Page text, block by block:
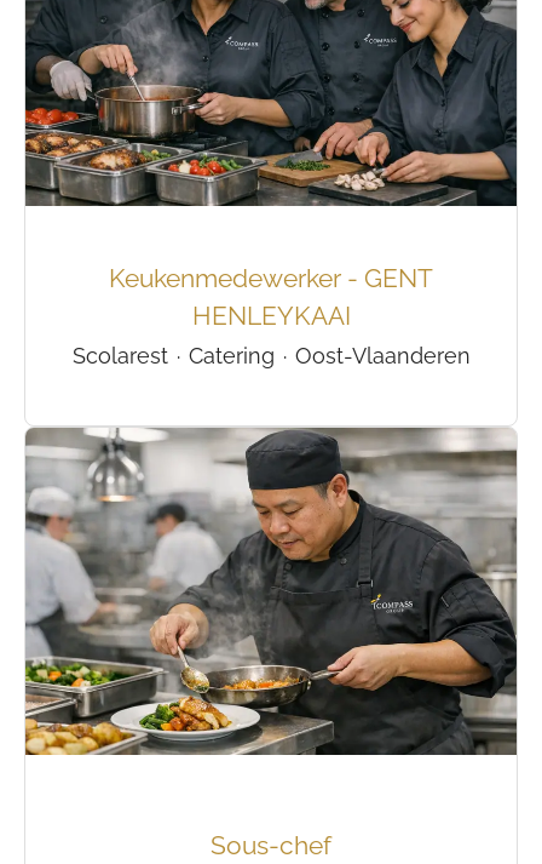
Keukenmedewerker - GENT
HENLEYKAAI
Scolarest · Catering · Oost-Vlaanderen
Sous-chef